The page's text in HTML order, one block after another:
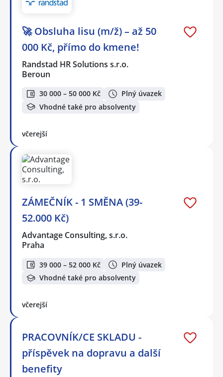
🚀 Obsluha lisu (m/ž) – až 50
000 Kč, přímo do kmene!
Randstad HR Solutions s.r.o.
Beroun
30 000 – 50 000 Kč
Plný úvazek
Vhodné také pro absolventy
včerejší
ZÁMEČNÍK - 1 SMĚNA (39-
52.000 Kč)
Advantage Consulting, s.r.o.
Praha
39 000 – 52 000 Kč
Plný úvazek
Vhodné také pro absolventy
včerejší
PRACOVNÍK/CE SKLADU -
příspěvek na dopravu a další
benefity